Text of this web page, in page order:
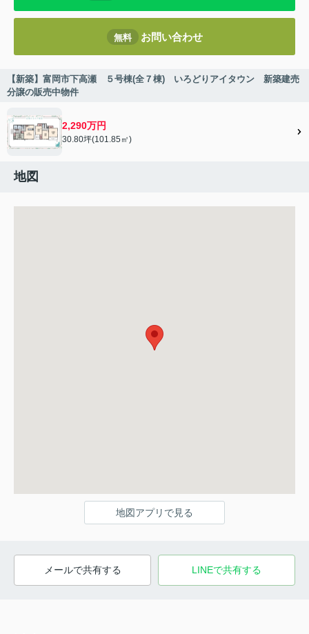
無料 お問い合わせ
【新築】富岡市下高瀬 ５号棟(全７棟) いろどりアイタウン 新築建売
分譲の販売中物件
2,290万円
30.80坪(101.85㎡)
地図
地図アプリで見る
メールで共有する LINEで共有する